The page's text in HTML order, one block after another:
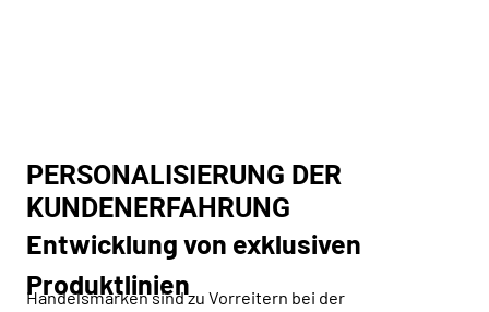
PERSONALISIERUNG DER
KUNDENERFAHRUNG
Entwicklung von exklusiven
Produktlinien
Handelsmarken sind zu Vorreitern bei der